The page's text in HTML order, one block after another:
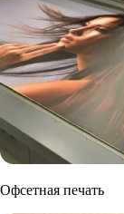
Офсетная печать